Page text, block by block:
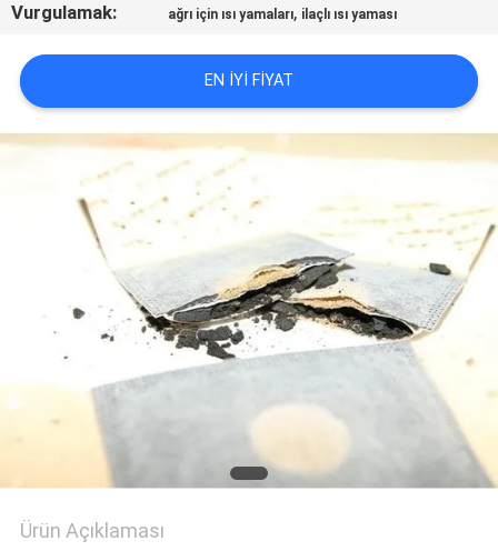
BIR
TEKLIF
ISTEĞI
HARITASI
PRIVACY
POLICY
Vurgulamak:
ağrı için ısı yamaları, ilaçlı ısı yaması
EN IYI FIYAT
Ürün Açıklaması